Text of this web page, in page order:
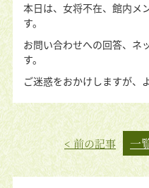
本日は、女将不在、館内メ
す。
お問い合わせへの回答、ネ
す。
ご迷惑をおかけしますが、
< 前の記事 一